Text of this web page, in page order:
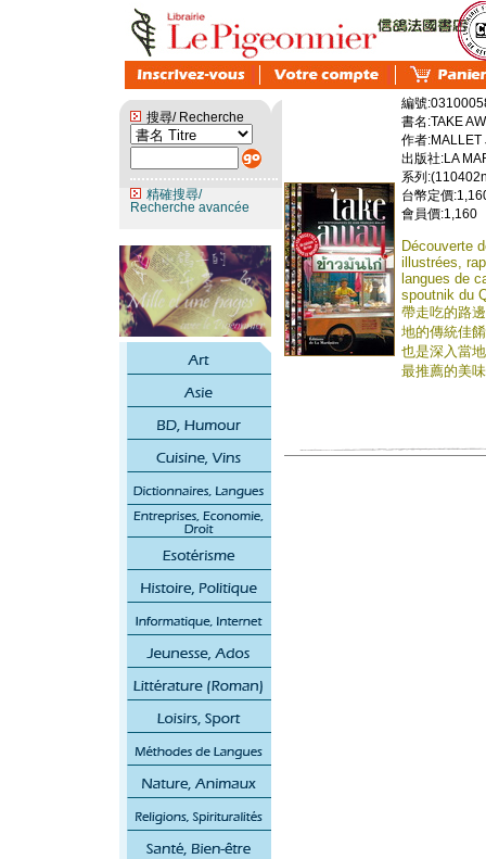
搜尋/ Recherche
精確搜尋/
Recherche avancée
編號
書名:TAKE
作者:MALLET
出版社:LA
系列
台幣定價
會員價:1,160
Découverte
illustrées,
langues de
spoutnik du
帶走吃的路
地的傳統佳
也是深入當
最推薦的美